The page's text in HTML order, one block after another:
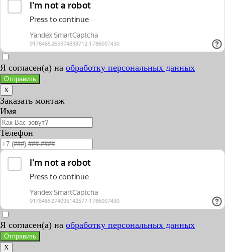
Я согласен(а) на обработку персональных данных
Отправить
X
Заказать монтаж
Имя
Телефон
Я согласен(а) на обработку персональных данных
Отправить
X